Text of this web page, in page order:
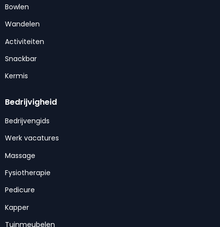
Bowlen
Wandelen
Activiteiten
Snackbar
Kermis
Bedrijvigheid
Bedrijvengids
Werk vacatures
Massage
Fysiotherapie
Pedicure
Kapper
Tuinmeubelen